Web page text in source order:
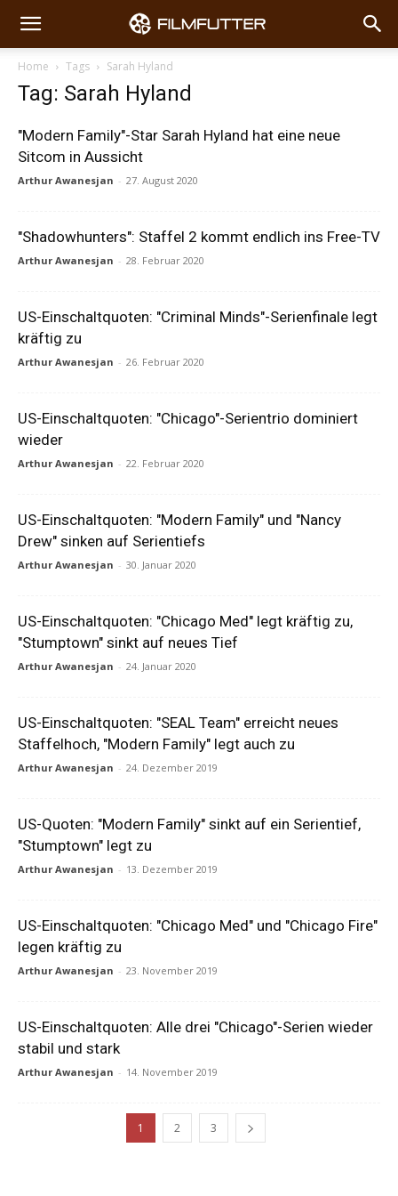
Home Tags Sarah Hyland
Tag: Sarah Hyland
"Modern Family"-Star Sarah Hyland hat eine neue
Sitcom in Aussicht
Arthur Awanesjan - 27. August 2020
"Shadowhunters": Staffel 2 kommt endlich ins Free-TV
Arthur Awanesjan - 28. Februar 2020
US-Einschaltquoten: "Criminal Minds"-Serienfinale legt
kräftig zu
Arthur Awanesjan - 26. Februar 2020
US-Einschaltquoten: "Chicago"-Serientrio dominiert
wieder
Arthur Awanesjan - 22. Februar 2020
US-Einschaltquoten: "Modern Family" und "Nancy
Drew" sinken auf Serientiefs
Arthur Awanesjan - 30. Januar 2020
US-Einschaltquoten: "Chicago Med" legt kräftig zu,
"Stumptown" sinkt auf neues Tief
Arthur Awanesjan - 24. Januar 2020
US-Einschaltquoten: "SEAL Team" erreicht neues
Staffelhoch, "Modern Family" legt auch zu
Arthur Awanesjan - 24. Dezember 2019
US-Quoten: "Modern Family" sinkt auf ein Serientief,
"Stumptown" legt zu
Arthur Awanesjan - 13. Dezember 2019
US-Einschaltquoten: "Chicago Med" und "Chicago Fire"
legen kräftig zu
Arthur Awanesjan - 23. November 2019
US-Einschaltquoten: Alle drei "Chicago"-Serien wieder
stabil und stark
Arthur Awanesjan - 14. November 2019
1 2 3